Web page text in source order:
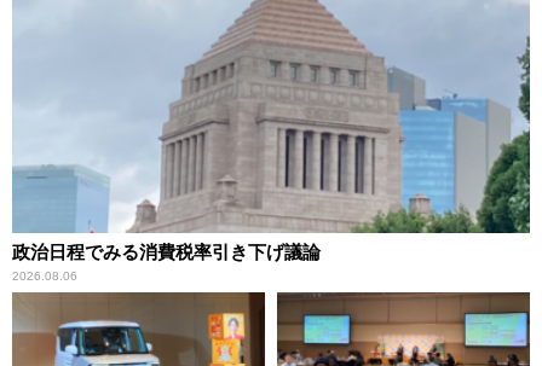
政治日程でみる消費税率引き下げ議論
2026.08.06